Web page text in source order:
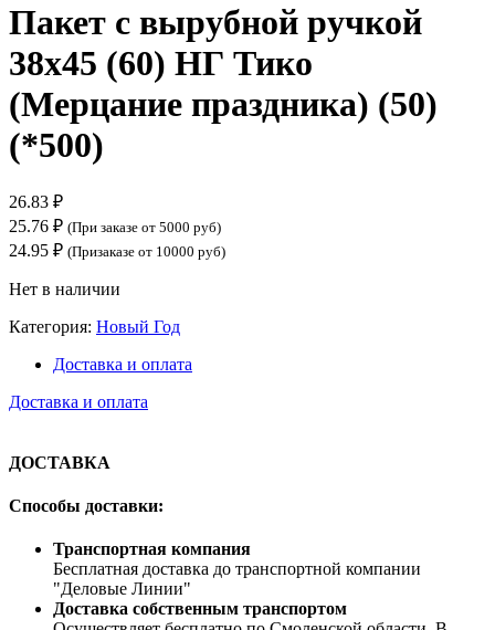
Пакет с вырубной ручкой
38х45 (60) НГ Тико
(Мерцание праздника) (50)
(*500)
26.83 ₽
25.76 ₽ (При заказе от 5000 руб)
24.95 ₽ (Призаказе от 10000 руб)
Нет в наличии
Категория: Новый Год
Доставка и оплата
Доставка и оплата
ДОСТАВКА
Способы доставки:
Транспортная компания
Бесплатная доставка до транспортной компании
"Деловые Линии"
Доставка собственным транспортом